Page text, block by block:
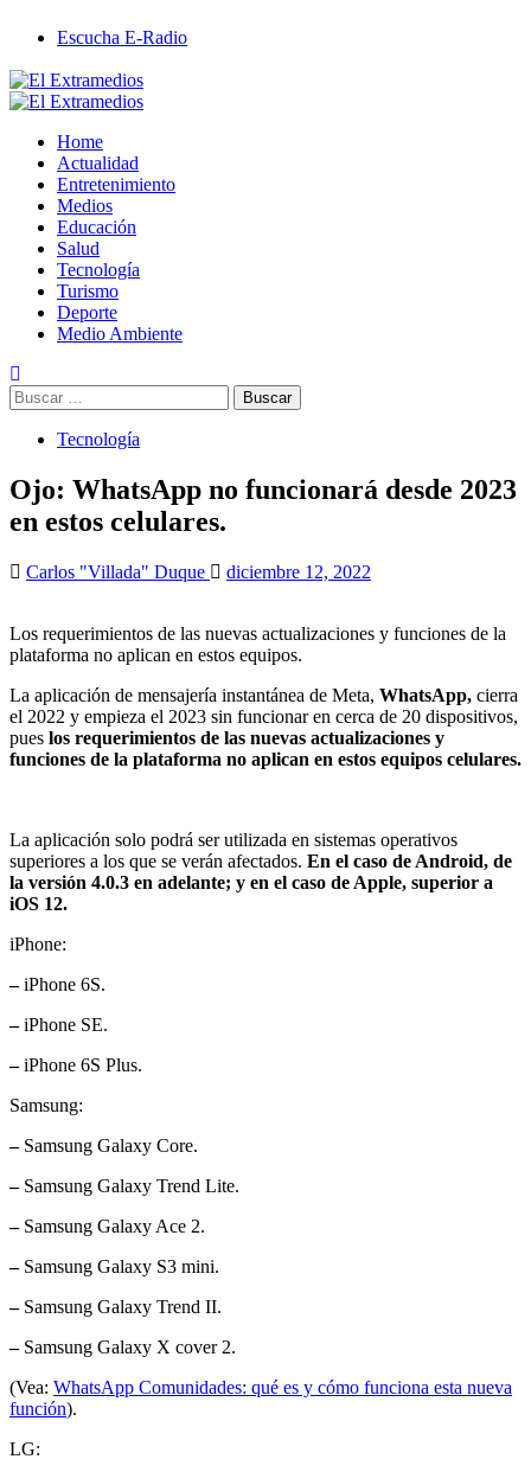
contenido
Escucha E-Radio
Primary
Home
Actualidad
Entretenimiento
Medios
Educación
Salud
Tecnología
Turismo
Deporte
Medio Ambiente
Buscar:
Tecnología
Ojo: WhatsApp no funcionará desde 2023
en estos celulares.
Carlos "Villada" Duque diciembre 12, 2022
Los requerimientos de las nuevas actualizaciones y funciones de la
plataforma no aplican en estos equipos.
La aplicación de mensajería instantánea de Meta, WhatsApp, cierra
el 2022 y empieza el 2023 sin funcionar en cerca de 20 dispositivos,
pues los requerimientos de las nuevas actualizaciones y
funciones de la plataforma no aplican en estos equipos celulares.
La aplicación solo podrá ser utilizada en sistemas operativos
superiores a los que se verán afectados. En el caso de Android, de
la versión 4.0.3 en adelante; y en el caso de Apple, superior a
iOS 12.
iPhone:
–iPhone 6S.
–iPhone SE.
–iPhone 6S Plus.
Samsung:
–Samsung Galaxy Core.
–Samsung Galaxy Trend Lite.
– Samsung Galaxy Ace 2.
– Samsung Galaxy S3 mini.
– Samsung Galaxy Trend II.
– Samsung Galaxy X cover 2.
(Vea: WhatsApp Comunidades: qué es y cómo funciona esta nueva
función).
LG: